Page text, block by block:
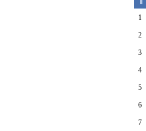
1
2
3
4
5
6
7